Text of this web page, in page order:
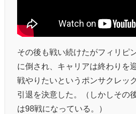
その後も戦い続けたがフィリピ
に倒され、キャリアは終わりを
戦やりたいというポンサクレッ
引退を決意した。（しかしその
は98戦になっている。）